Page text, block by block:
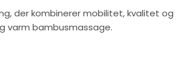
der kombinerer mobilitet, kvalitet og
varm bambusmassage.